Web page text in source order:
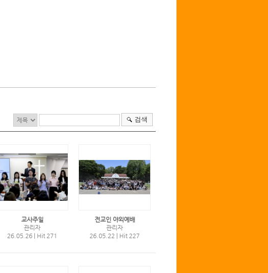
검색
교사주일
관리자
26.05.26
Hit 271
전교인 야외예배
관리자
26.05.22
Hit 227